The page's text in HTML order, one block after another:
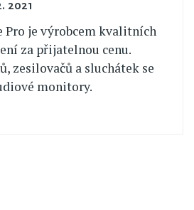
2021
Pro je výrobcem kvalitních
za přijatelnou cenu.
zesilovačů a sluchátek se
monitory.